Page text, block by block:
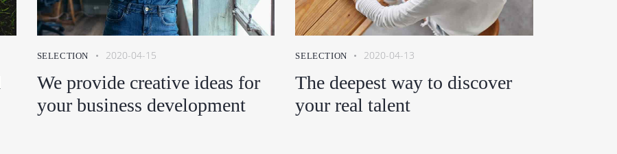
SELECTION 2020-04-15
We provide creative ideas for
your business development
SELECTION 2020-04-13
The deepest way to discover
your real talent